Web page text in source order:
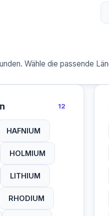
Wähle die passende
12
HAFNIUM
HOLMIUM
LITHIUM
RHODIUM